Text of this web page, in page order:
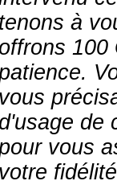
tenons à
offrons 100
vous
d'usage de
vous
votre